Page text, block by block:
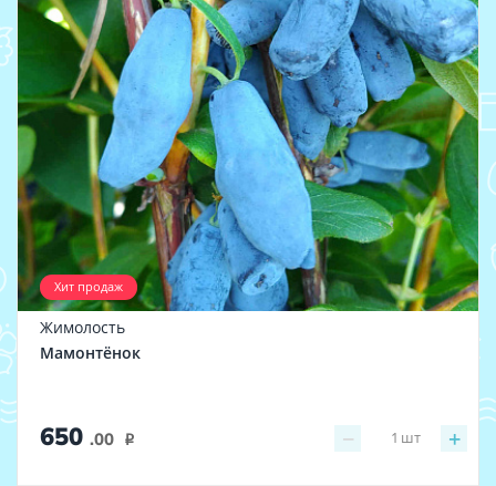
Хит продаж
Жимолость
Мамонтёнок
650 .00 i − +
1 шт